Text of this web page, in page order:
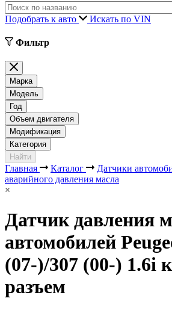
Подобрать к авто Искать по VIN
Фильтр
Марка
Модель
Год
Объем двигателя
Модификация
Категория
Найти
Главная Каталог Датчики
аварийного давления масла
×
Датчик давления
автомобилей
(07-)/307 (00-) 1.6i
разъем